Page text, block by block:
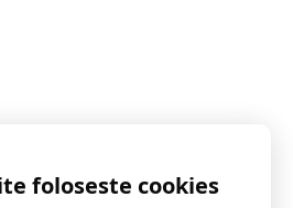
foloseste cookies